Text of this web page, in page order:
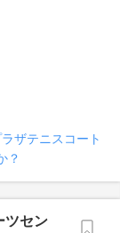
ザテニスコート
？
ツセン